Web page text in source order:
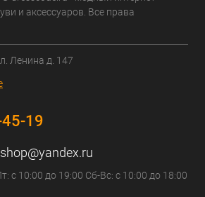
и аксессуаров. Все права
Ленина д. 147
19
с 10:00 до 19:00 Сб-Вс: с 10:00 до 18:00